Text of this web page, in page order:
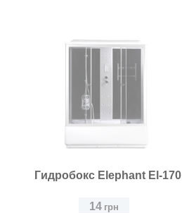
Гидробокс Elephant El-170
14 грн